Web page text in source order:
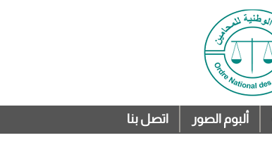
ألبوم الصور اتصل بنا